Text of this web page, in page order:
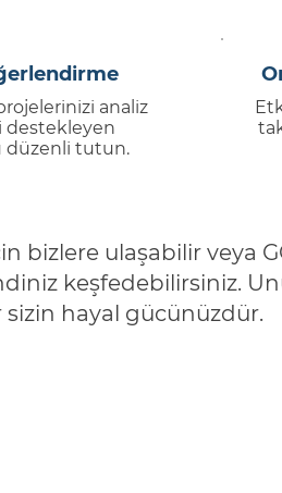
analiz
destekleyen
düzenli tutun.
bizlere ulaşabilir veya
keşfedebilirsiniz.
sizin hayal gücünüzdür.